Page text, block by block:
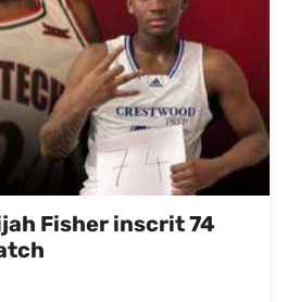
Fisher inscrit 74